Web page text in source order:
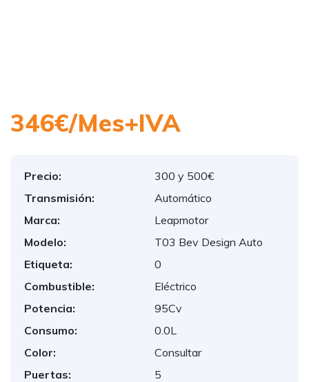
346€/Mes+IVA
Precio:
300 y 500€
Transmisión:
Automático
Marca:
Leapmotor
Modelo:
T03 Bev Design Auto
Etiqueta:
0
Combustible:
Eléctrico
Potencia:
95Cv
Consumo:
0.0L
Color:
Consultar
Puertas:
5